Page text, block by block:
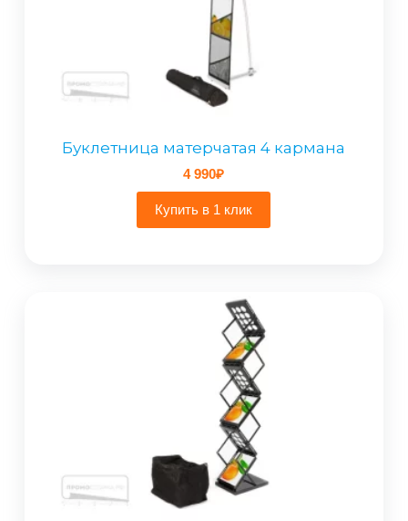
Буклетница матерчатая 4 кармана
4 990₽
Купить в 1 клик